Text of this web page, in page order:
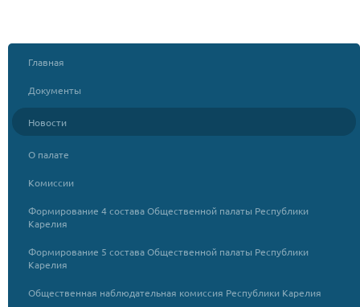
Главная
Документы
Новости
О палате
Комиссии
Формирование 4 состава Общественной палаты Республики
Карелия
Формирование 5 состава Общественной палаты Республики
Карелия
Общественная наблюдательная комиссия Республики Карелия